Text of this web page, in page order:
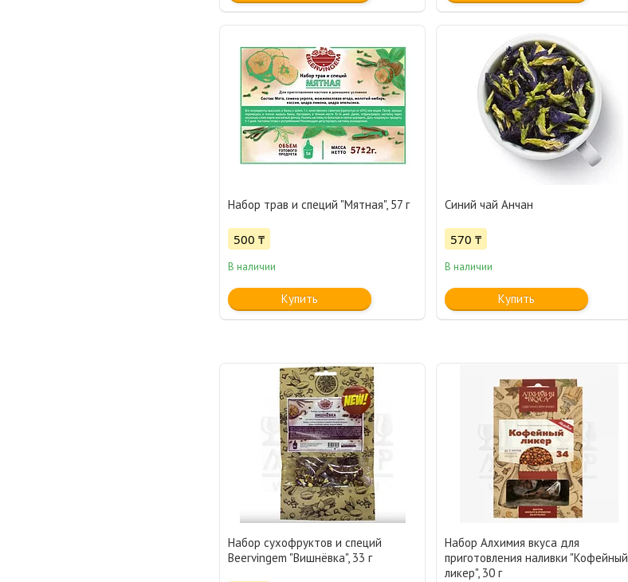
Набор трав и специй "Мятная", 57 г
500 ₸
В наличии
Купить
Синий чай Анчан
570 ₸
В наличии
Купить
Набор сухофруктов и специй
Beervingem "Вишнёвка", 33 г
Набор Алхимия вкуса для
приготовления наливки "Кофейный
ликер", 30 г